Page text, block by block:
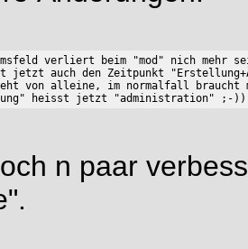
verliert beim "mod" nich mehr
jetzt auch den Zeitpunkt
von alleine, im normalfall braucht
n paar